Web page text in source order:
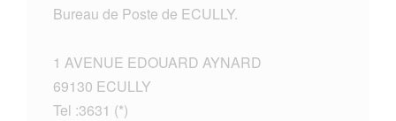
Bureau de Poste de ECULLY.
1 AVENUE EDOUARD AYNARD
69130 ECULLY
Tel :3631 (*)